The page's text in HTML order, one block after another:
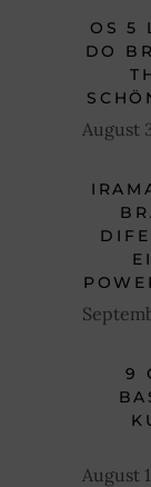
OS 5
DO
August
9
August